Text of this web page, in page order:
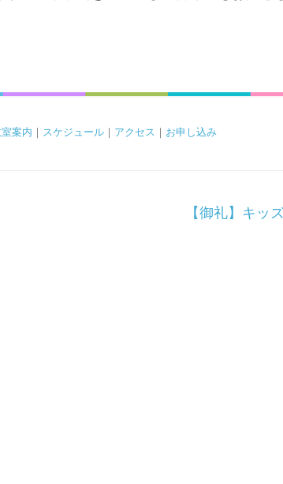
案内 ｜ スケジュール ｜ アクセス ｜ お申し込み
【御礼】キッ